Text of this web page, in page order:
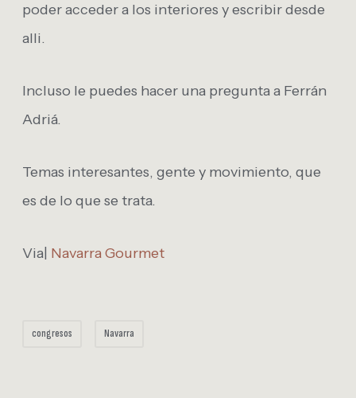
poder acceder a los interiores y escribir desde
alli.
Incluso le puedes hacer una pregunta a Ferrán
Adriá.
Temas interesantes, gente y movimiento, que
es de lo que se trata.
Via| Navarra Gourmet
congresos Navarra